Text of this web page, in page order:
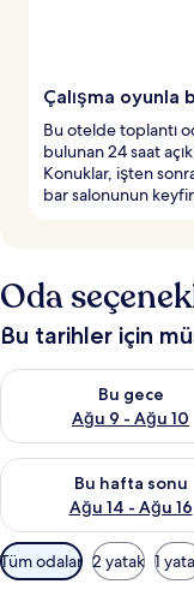
Çalışma oyunla
Bu otelde toplantı
bulunan 24 saat
Konuklar, işten
bar salonunun
Oda
Bu tarihler için
Bu gece
Ağu 9 - Ağu 10
Bu gece için
Bu hafta sonu
Ağu 14 - Ağu 16
Bu hafta sonu için
Odalar
için
Tüm odalar 2 yatak 1